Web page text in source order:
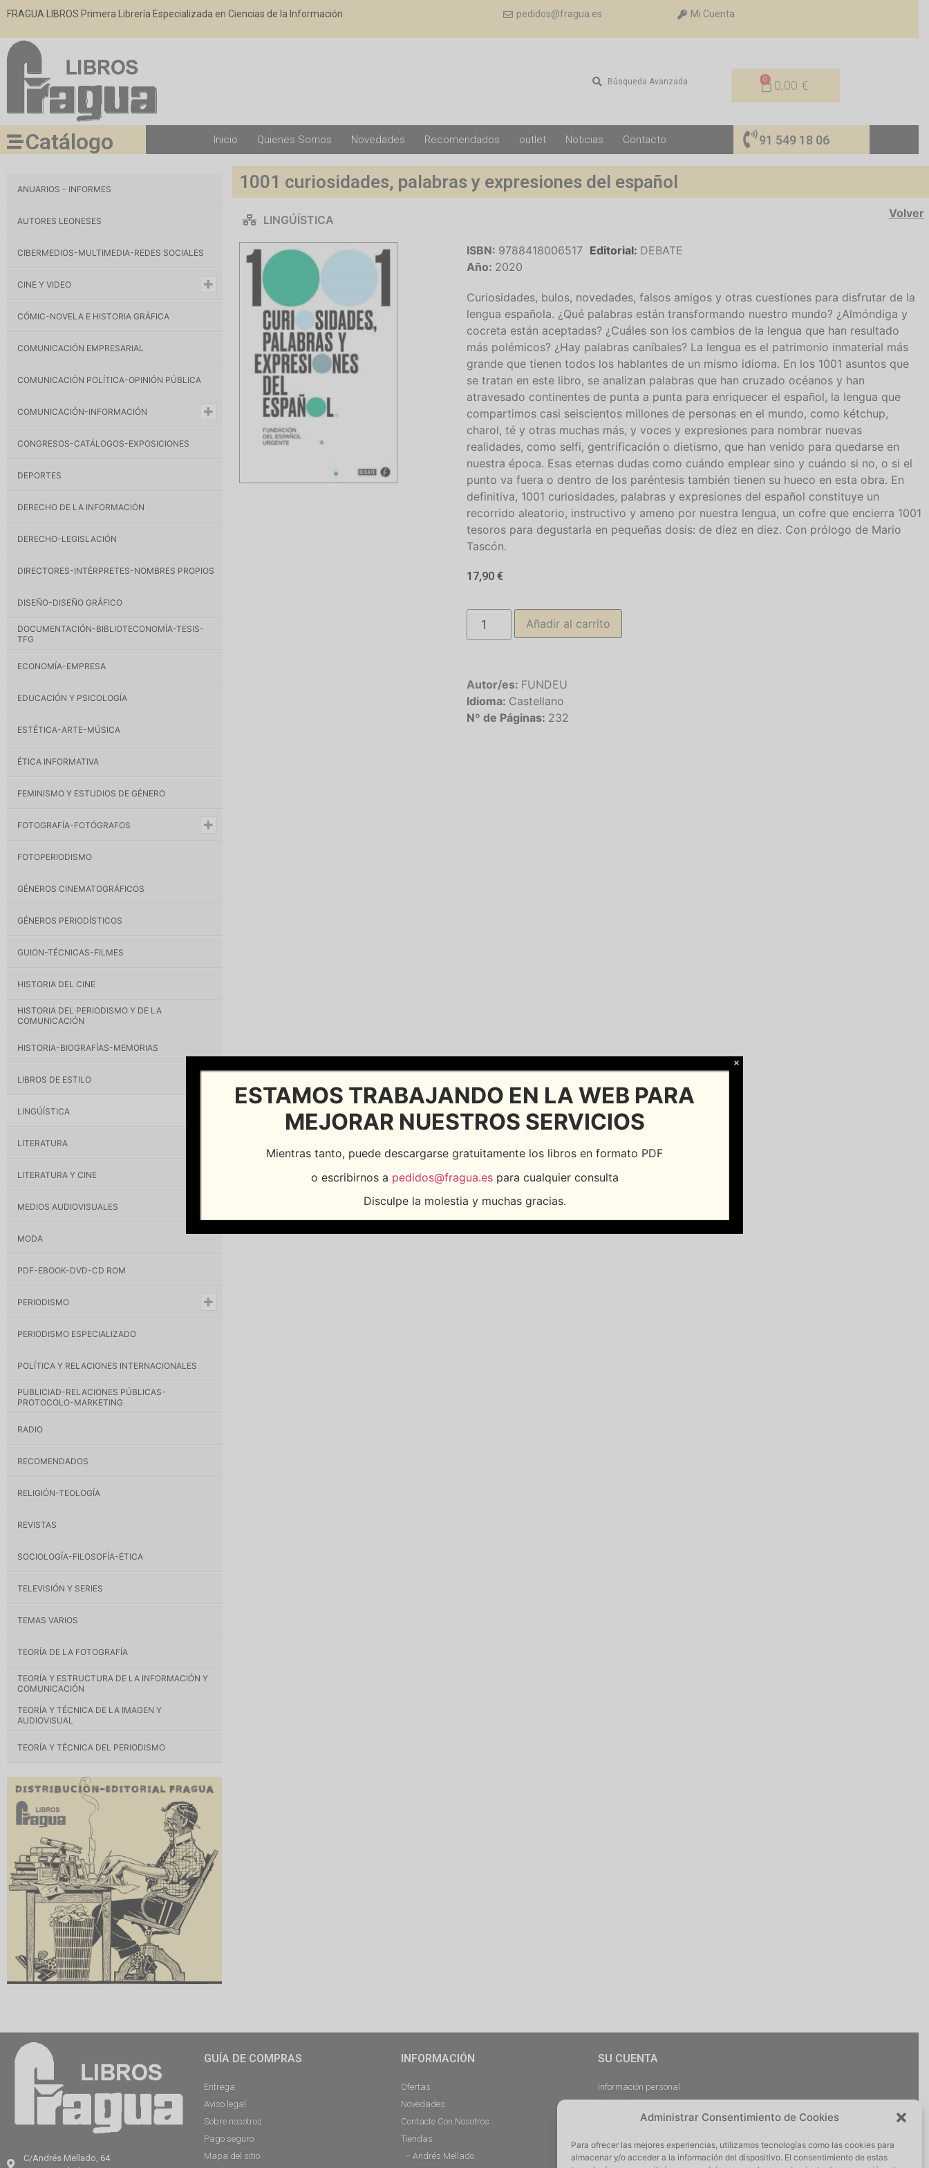
Administrar Consentimiento de Cookies
Para ofrecer las mejores experiencias, utilizamos tecnologías como las cookies para
almacenar y/o acceder a la información del dispositivo. El consentimiento de estas
FRAGUA LIBROS Primera Librería Especializada en Ciencias de la Información pedidos@fragua.es Mi Cuenta
Búsqueda Avanzada 0,00 €
0
Catálogo Inicio Quienes Somos Novedades Recomendados outlet Noticias Contacto 91 549 18 06
ANUARIOS - INFORMES
AUTORES LEONESES
CIBERMEDIOS-MULTIMEDIA-REDES SOCIALES
CINE Y VIDEO
CÓMIC-NOVELA E HISTORIA GRÁFICA
COMUNICACIÓN EMPRESARIAL
COMUNICACIÓN POLÍTICA-OPINIÓN PÚBLICA
COMUNICACIÓN-INFORMACIÓN
CONGRESOS-CATÁLOGOS-EXPOSICIONES
DEPORTES
DERECHO DE LA INFORMACIÓN
DERECHO-LEGISLACIÓN
DIRECTORES-INTÉRPRETES-NOMBRES PROPIOS
DISEÑO-DISEÑO GRÁFICO
DOCUMENTACIÓN-BIBLIOTECONOMÍA-TESIS-
TFG
ECONOMÍA-EMPRESA
EDUCACIÓN Y PSICOLOGÍA
ESTÉTICA-ARTE-MÚSICA
ÉTICA INFORMATIVA
FEMINISMO Y ESTUDIOS DE GÉNERO
FOTOGRAFÍA-FOTÓGRAFOS
FOTOPERIODISMO
GÉNEROS CINEMATOGRÁFICOS
GÉNEROS PERIODÍSTICOS
GUION-TÉCNICAS-FILMES
HISTORIA DEL CINE
HISTORIA DEL PERIODISMO Y DE LA
COMUNICACIÓN
HISTORIA-BIOGRAFÍAS-MEMORIAS
LIBROS DE ESTILO
LINGÚÍSTICA
LITERATURA
LITERATURA Y CINE
MEDIOS AUDIOVISUALES
MODA
PDF-EBOOK-DVD-CD ROM
PERIODISMO
PERIODISMO ESPECIALIZADO
POLÍTICA Y RELACIONES INTERNACIONALES
PUBLICIAD-RELACIONES PÚBLICAS-
PROTOCOLO-MARKETING
RADIO
RECOMENDADOS
RELIGIÓN-TEOLOGÍA
REVISTAS
SOCIOLOGÍA-FILOSOFÍA-ÉTICA
TELEVISIÓN Y SERIES
TEMAS VARIOS
TEORÍA DE LA FOTOGRAFÍA
TEORÍA Y ESTRUCTURA DE LA INFORMACIÓN Y
COMUNICACIÓN
TEORÍA Y TÉCNICA DE LA IMAGEN Y
AUDIOVISUAL
TEORÍA Y TÉCNICA DEL PERIODISMO
1001 curiosidades, palabras y expresiones del español
LINGÚÍSTICA Volver
ISBN: 9788418006517 Editorial: DEBATE
Año: 2020
Curiosidades, bulos, novedades, falsos amigos y otras cuestiones para disfrutar de la
lengua española. ¿Qué palabras están transformando nuestro mundo? ¿Almóndiga y
cocreta están aceptadas? ¿Cuáles son los cambios de la lengua que han resultado
más polémicos? ¿Hay palabras caníbales? La lengua es el patrimonio inmaterial más
grande que tienen todos los hablantes de un mismo idioma. En los 1001 asuntos que
se tratan en este libro, se analizan palabras que han cruzado océanos y han
atravesado continentes de punta a punta para enriquecer el español, la lengua que
compartimos casi seiscientos millones de personas en el mundo, como kétchup,
charol, té y otras muchas más, y voces y expresiones para nombrar nuevas
realidades, como selfi, gentrificación o dietismo, que han venido para quedarse en
nuestra época. Esas eternas dudas como cuándo emplear sino y cuándo si no, o si el
punto va fuera o dentro de los paréntesis también tienen su hueco en esta obra. En
definitiva, 1001 curiosidades, palabras y expresiones del español constituye un
recorrido aleatorio, instructivo y ameno por nuestra lengua, un cofre que encierra 1001
tesoros para degustarla en pequeñas dosis: de diez en diez. Con prólogo de Mario
Tascón.
17,90€
Añadir al carrito
Autor/es: FUNDEU
Idioma: Castellano
Nº de Páginas: 232
C/Andrés Mellado, 64
GUÍA DE COMPRAS
Entrega
Aviso legal
Sobre nosotros
Pago seguro
Mapa del sitio
INFORMACIÓN
Ofertas
Novedades
Contacte Con Nosotros
Tiendas
– Andrés Mellado
SU CUENTA
Información personal
Descargas
Cerrar Sesión
ESTAMOS TRABAJANDO EN LA WEB PARA
MEJORAR NUESTROS SERVICIOS
Mientras tanto, puede descargarse gratuitamente los libros en formato PDF
o escribirnos a pedidos@fragua.espara cualquier consulta
Disculpe la molestia y muchas gracias.
×